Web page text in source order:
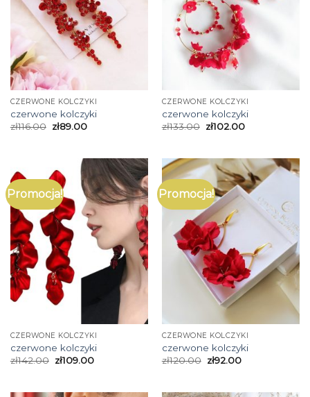
CZERWONE KOLCZYKI
czerwone kolczyki
zł116.00 zł89.00
CZERWONE KOLCZYKI
czerwone kolczyki
zł133.00 zł102.00
Promocja!
CZERWONE KOLCZYKI
czerwone kolczyki
zł142.00 zł109.00
Promocja!
CZERWONE KOLCZYKI
czerwone kolczyki
zł120.00 zł92.00